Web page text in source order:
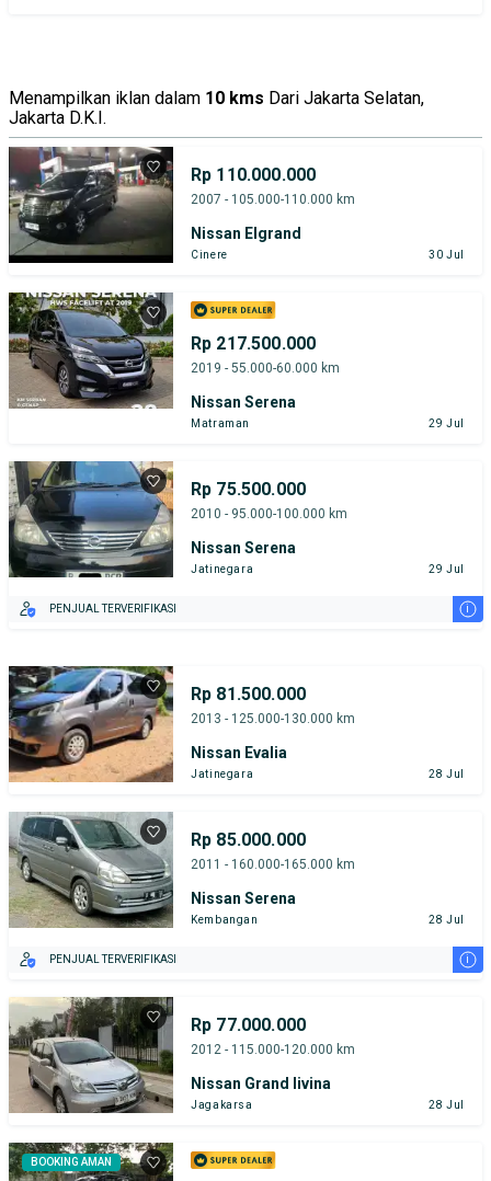
Menampilkan iklan dalam 10 kms Dari Jakarta Selatan,
Jakarta D.K.I.
Rp 110.000.000
2007 - 105.000-110.000 km
Nissan Elgrand
Cinere 30 Jul
Rp 217.500.000
2019 - 55.000-60.000 km
Nissan Serena
Matraman 29 Jul
Rp 75.500.000
2010 - 95.000-100.000 km
Nissan Serena
Jatinegara 29 Jul
PENJUAL TERVERIFIKASI i
Rp 81.500.000
2013 - 125.000-130.000 km
Nissan Evalia
Jatinegara 28 Jul
Rp 85.000.000
2011 - 160.000-165.000 km
Nissan Serena
Kembangan 28 Jul
PENJUAL TERVERIFIKASI i
Rp 77.000.000
2012 - 115.000-120.000 km
Nissan Grand livina
Jagakarsa 28 Jul
BOOKING AMAN